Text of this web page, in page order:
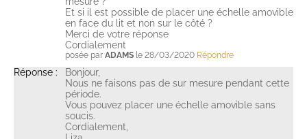
Et si il est possible de placer une échelle amovible
en face du lit et non sur le côté ?
Merci de votre réponse
Cordialement
posée par ADAMS le 28/03/2020 Répondre
Réponse :
Bonjour,
Nous ne faisons pas de sur mesure pendant cette
période.
Vous pouvez placer une échelle amovible sans
soucis.
Cordialement,